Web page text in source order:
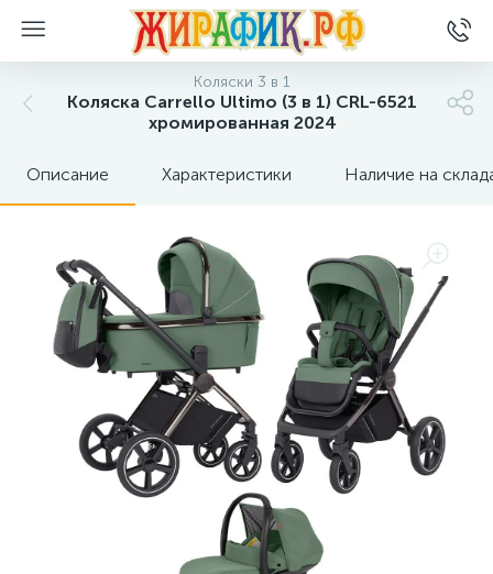
Коляски 3 в 1
Коляска Carrello Ultimo (3 в 1) CRL-6521
хромированная 2024
Описание Характеристики Наличие на